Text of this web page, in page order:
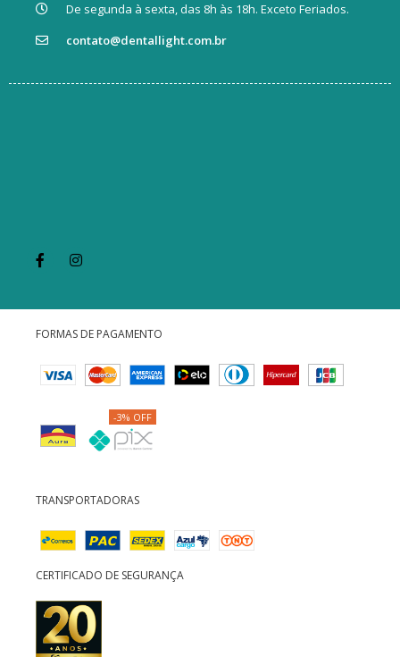
De segunda à sexta, das 8h às 18h. Exceto Feriados.
contato@dentallight.com.br
FORMAS DE PAGAMENTO
-3% OFF
TRANSPORTADORAS
CERTIFICADO DE SEGURANÇA